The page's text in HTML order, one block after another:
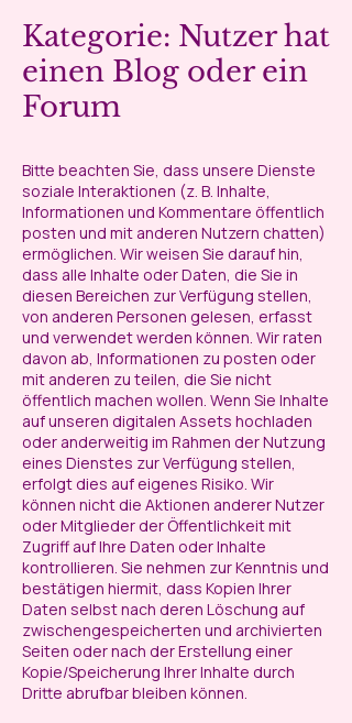
Kategorie: Nutzer hat
einen Blog oder ein
Forum
Bitte beachten Sie, dass unsere Dienste
soziale Interaktionen (z. B. Inhalte,
Informationen und Kommentare öffentlich
posten und mit anderen Nutzern chatten)
ermöglichen. Wir weisen Sie darauf hin,
dass alle Inhalte oder Daten, die Sie in
diesen Bereichen zur Verfügung stellen,
von anderen Personen gelesen, erfasst
und verwendet werden können. Wir raten
davon ab, Informationen zu posten oder
mit anderen zu teilen, die Sie nicht
öffentlich machen wollen. Wenn Sie Inhalte
auf unseren digitalen Assets hochladen
oder anderweitig im Rahmen der Nutzung
eines Dienstes zur Verfügung stellen,
erfolgt dies auf eigenes Risiko. Wir
können nicht die Aktionen anderer Nutzer
oder Mitglieder der Öffentlichkeit mit
Zugriff auf Ihre Daten oder Inhalte
kontrollieren. Sie nehmen zur Kenntnis und
bestätigen hiermit, dass Kopien Ihrer
Daten selbst nach deren Löschung auf
zwischengespeicherten und archivierten
Seiten oder nach der Erstellung einer
Kopie/Speicherung Ihrer Inhalte durch
Dritte abrufbar bleiben können.